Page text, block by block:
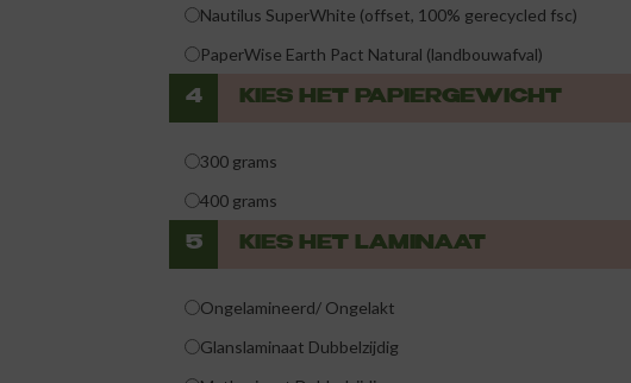
Nautilus SuperWhite (offset, 100% gerecycled fsc)
PaperWise Earth Pact Natural (landbouwafval)
4 KIES HET PAPIERGEWICHT
300 grams
400 grams
5 KIES HET LAMINAAT
Ongelamineerd/ Ongelakt
Glanslaminaat Dubbelzijdig